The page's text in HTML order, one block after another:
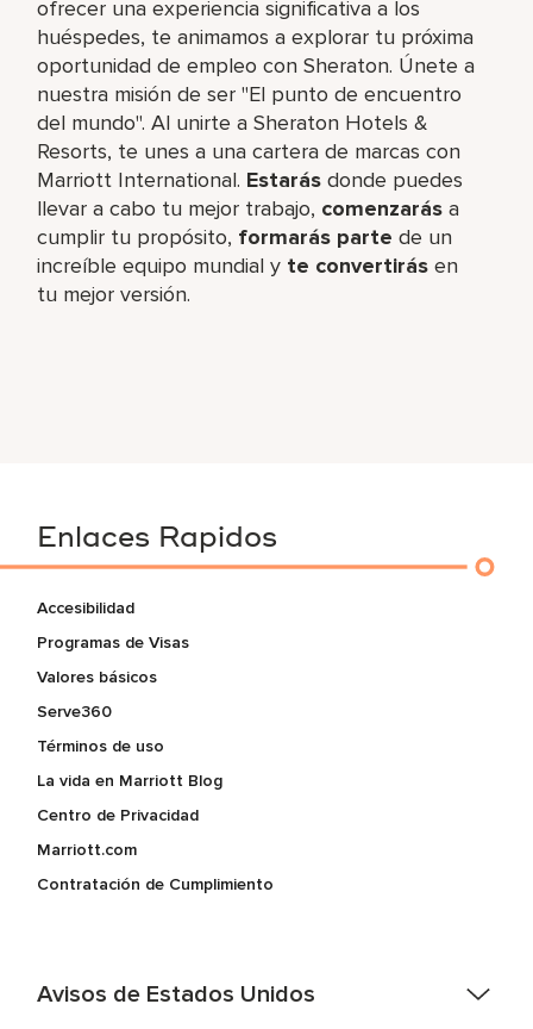
ofrecer una experiencia significativa a los
huéspedes, te animamos a explorar tu próxima
oportunidad de empleo con Sheraton. Únete a
nuestra misión de ser "El punto de encuentro
del mundo". Al unirte a Sheraton Hotels &
Resorts, te unes a una cartera de marcas con
Marriott International. Estarás donde puedes
llevar a cabo tu mejor trabajo,​ comenzarás a
cumplir tu propósito, formarás parte de un
increíble​ equipo mundial y te convertirás en
tu mejor versión.
Enlaces Rapidos
Accesibilidad
Programas de Visas
Valores básicos
Serve360
Términos de uso
La vida en Marriott Blog
Centro de Privacidad
Marriott.com
Contratación de Cumplimiento
Avisos de Estados Unidos